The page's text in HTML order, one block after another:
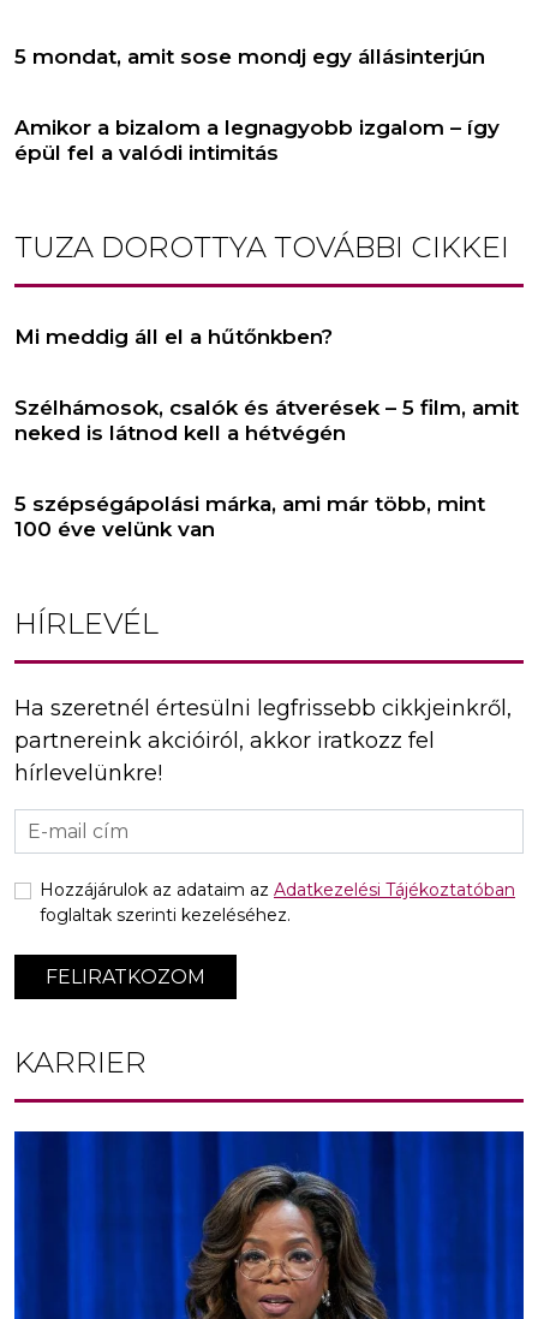
5 mondat, amit sose mondj egy állásinterjún
Amikor a bizalom a legnagyobb izgalom – így
épül fel a valódi intimitás
TUZA DOROTTYA TOVÁBBI CIKKEI
Mi meddig áll el a hűtőnkben?
Szélhámosok, csalók és átverések – 5 film, amit
neked is látnod kell a hétvégén
5 szépségápolási márka, ami már több, mint
100 éve velünk van
HÍRLEVÉL
Ha szeretnél értesülni legfrissebb cikkjeinkről,
partnereink akcióiról, akkor iratkozz fel
hírlevelünkre!
FELIRATKOZOM
Hozzájárulok az adataim az Adatkezelési Tájékoztatóban
foglaltak szerinti kezeléséhez.
KARRIER